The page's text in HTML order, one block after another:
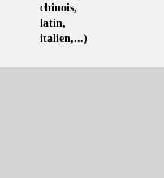
chinois,
latin,
italien,...)